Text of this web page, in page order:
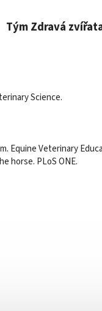
Tým Zdravá
Science.
Equine Veterinary
horse. PLoS ONE.